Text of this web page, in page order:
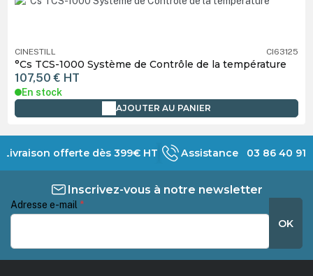
CINESTILL CI63125
°Cs TCS-1000 Système de Contrôle de la température
107,50 € HT
En stock
AJOUTER AU PANIER
Livraison offerte dès 399€ HT Assistance 03 86 40 91
Inscrivez-vous à notre newsletter
Adresse e-mail *
OK